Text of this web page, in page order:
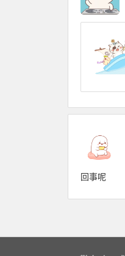
回事呢